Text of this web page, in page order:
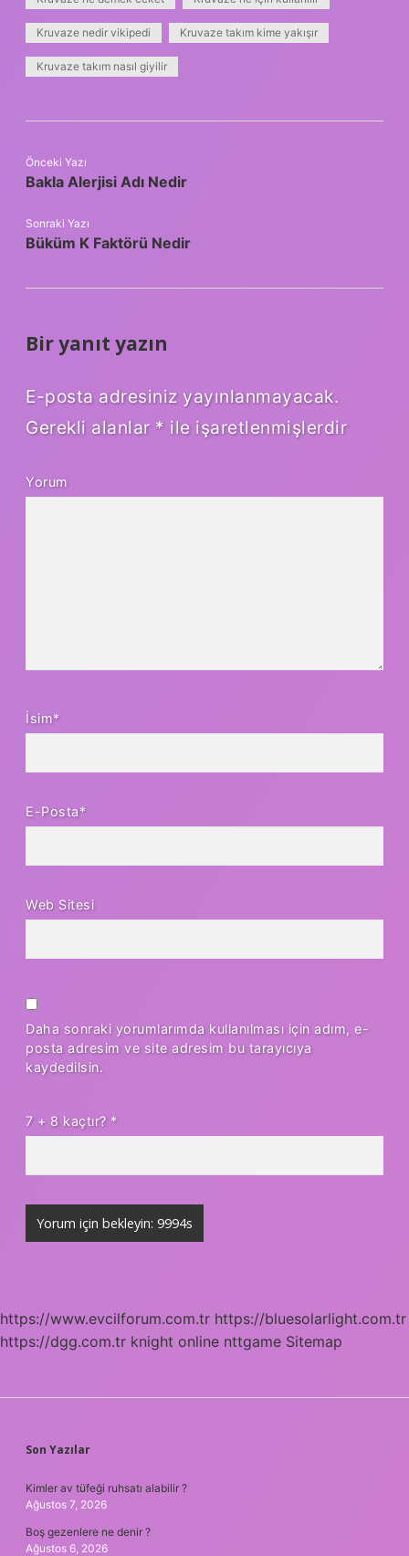
Kruvaze nedir vikipedi Kruvaze takım kime yakışır
Kruvaze takım nasıl giyilir
Önceki Yazı
Bakla Alerjisi Adı Nedir
Sonraki Yazı
Büküm K Faktörü Nedir
Bir yanıt yazın
E-posta adresiniz yayınlanmayacak.
Gerekli alanlar * ile işaretlenmişlerdir
Yorum
İsim*
E-Posta*
Web Sitesi
Daha sonraki yorumlarımda kullanılması için adım, e-
posta adresim ve site adresim bu tarayıcıya
kaydedilsin.
7 + 8 kaçtır? *
https://www.evcilforum.com.tr https://bluesolarlight.com.tr
https://dgg.com.tr knight online nttgame Sitemap
SIDEBAR
Son Yazılar
Kimler av tüfeği ruhsatı alabilir ?
Ağustos 7, 2026
Boş gezenlere ne denir ?
Ağustos 6, 2026